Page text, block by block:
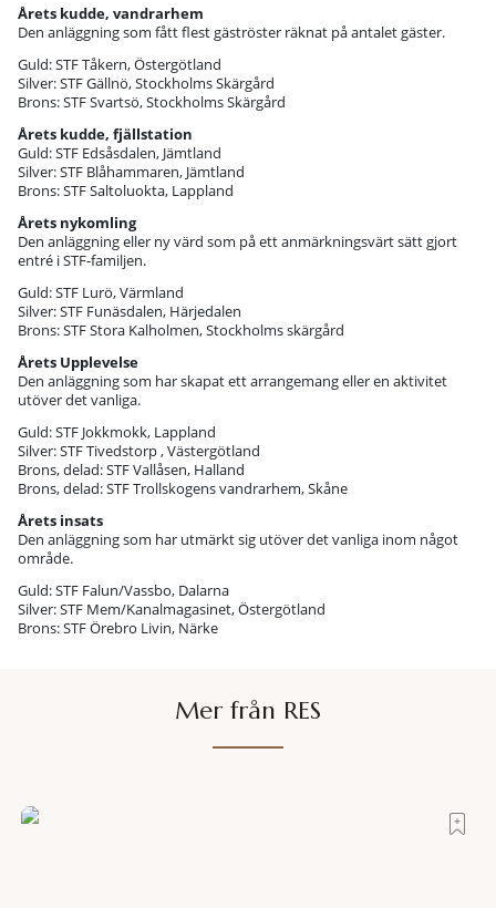
Årets kudde, vandrarhem
Den anläggning som fått flest gäströster räknat på antalet gäster.
Guld: STF Tåkern, Östergötland
Silver: STF Gällnö, Stockholms Skärgård
Brons: STF Svartsö, Stockholms Skärgård
Årets kudde, fjällstation
Guld: STF Edsåsdalen, Jämtland
Silver: STF Blåhammaren, Jämtland
Brons: STF Saltoluokta, Lappland
Årets nykomling
Den anläggning eller ny värd som på ett anmärkningsvärt sätt gjort
entré i STF-familjen.
Guld: STF Lurö, Värmland
Silver: STF Funäsdalen, Härjedalen
Brons: STF Stora Kalholmen, Stockholms skärgård
Årets Upplevelse
Den anläggning som har skapat ett arrangemang eller en aktivitet
utöver det vanliga.
Guld: STF Jokkmokk, Lappland
Silver: STF Tivedstorp , Västergötland
Brons, delad: STF Vallåsen, Halland
Brons, delad: STF Trollskogens vandrarhem, Skåne
Årets insats
Den anläggning som har utmärkt sig utöver det vanliga inom något
område.
Guld: STF Falun/Vassbo, Dalarna
Silver: STF Mem/Kanalmagasinet, Östergötland
Brons: STF Örebro Livin, Närke
Mer från RES